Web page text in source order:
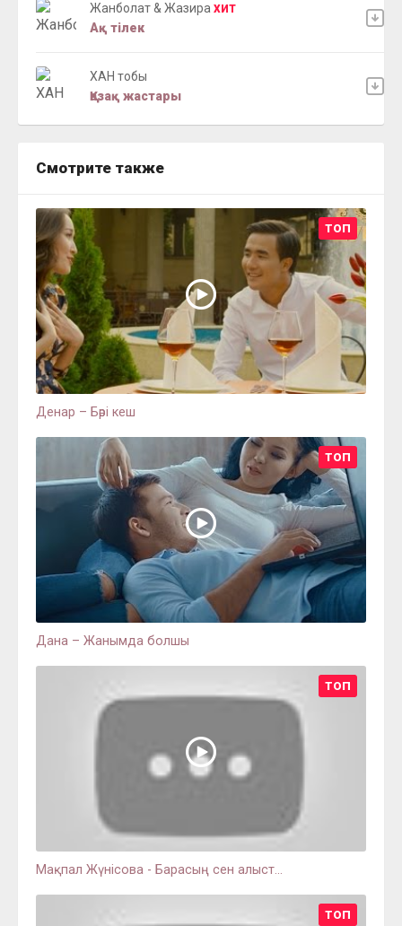
Жанболат & Жазира ХИТ
Ақ тілек
ХАН тобы
Қазақ жастары
Смотрите также
ТОП
Денар – Бәрі кеш
ТОП
Дана – Жанымда болшы
ТОП
Мақпал Жүнісова - Барасың сен алыст...
ТОП